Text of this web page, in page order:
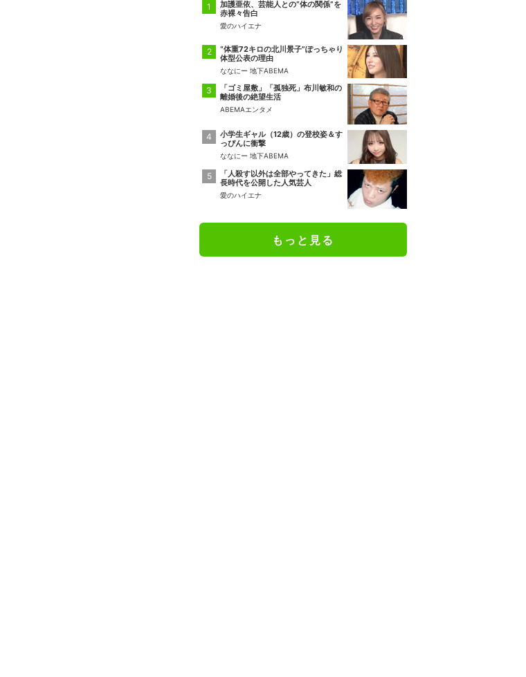
加護亜依、芸能人との“体の関係”を
赤裸々告白
愛のハイエナ
“体重72キロの北川景子”ぽっちゃり
体型公表の理由
ななにー 地下ABEMA
「ゴミ屋敷」「孤独死」布川敏和の
離婚後の絶望生活
ABEMAエンタメ
小学生ギャル（12歳）の登校姿＆す
っぴんに衝撃
ななにー 地下ABEMA
「人殺す以外は全部やってきた」総
長時代を公開した人気芸人
愛のハイエナ
もっと見る